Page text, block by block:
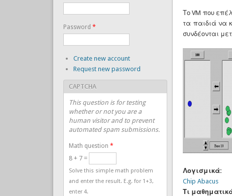
Το VM που
τα παιδιά να
συνδέονται
Λογισμικά:
Chip Abacus
Τι
Password *
Create new account
Request new password
CAPTCHA
This question is for testing
whether or not you are a
human visitor and to prevent
automated spam submissions.
Math question *
8 + 7 =
Solve this simple math problem
and enter the result. E.g. for 1+3,
enter 4.